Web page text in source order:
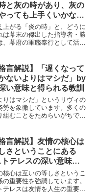
と灰の時があり、灰の
っても上手くいかな
ときには何もやらぬの
。ところが小心者に限
やらかして失敗す
がる「炎の時」と、どうに
幕末の傑出した指導者・勝
幕府の軍艦奉行として活躍
言解説】「遅くなって
ないよりはマシだ」by
い意味と得られる教訓
りはマシだ」というリヴィの
を象徴しています。多くの
組むことをためらいがちです
言解説】友情の核心は
さということにある
テレスの深い意味と
訓
心は互いの等しさというこ
重要性を強調しています。
レスは友情を人生の重要な